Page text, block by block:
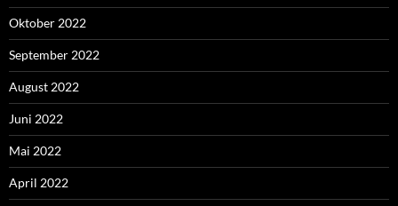
Oktober 2022
September 2022
August 2022
Juni 2022
Mai 2022
April 2022